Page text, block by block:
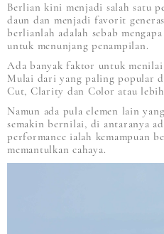
Berlian kini menjadi salah satu
daun dan menjadi favorit
berlianlah adalah sebab
untuk menunjang penampilan.
Ada banyak faktor untuk
Mulai dari yang paling popular
Cut, Clarity dan Color atau
Namun ada pula elemen lain
semakin bernilai, di antaranya
performance ialah kemampuan
memantulkan cahaya.